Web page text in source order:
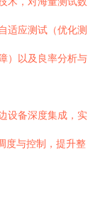
适应测试（优化测
）以及良率分析与
设备深度集成，实
度与控制，提升整